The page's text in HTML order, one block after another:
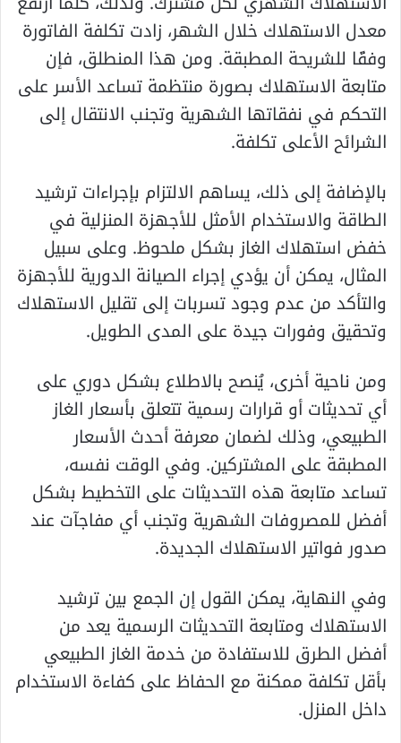
معدل الاستهلاك خلال الشهر، زادت تكلفة الفاتورة
وفقًا للشريحة المطبقة. ومن هذا المنطلق، فإن
متابعة الاستهلاك بصورة منتظمة تساعد الأسر على
التحكم في نفقاتها الشهرية وتجنب الانتقال إلى
الشرائح الأعلى تكلفة.
بالإضافة إلى ذلك، يساهم الالتزام بإجراءات ترشيد
الطاقة والاستخدام الأمثل للأجهزة المنزلية في
خفض استهلاك الغاز بشكل ملحوظ. وعلى سبيل
المثال، يمكن أن يؤدي إجراء الصيانة الدورية للأجهزة
والتأكد من عدم وجود تسربات إلى تقليل الاستهلاك
وتحقيق وفورات جيدة على المدى الطويل.
ومن ناحية أخرى، يُنصح بالاطلاع بشكل دوري على
أي تحديثات أو قرارات رسمية تتعلق بأسعار الغاز
الطبيعي، وذلك لضمان معرفة أحدث الأسعار
المطبقة على المشتركين. وفي الوقت نفسه،
تساعد متابعة هذه التحديثات على التخطيط بشكل
أفضل للمصروفات الشهرية وتجنب أي مفاجآت عند
صدور فواتير الاستهلاك الجديدة.
وفي النهاية، يمكن القول إن الجمع بين ترشيد
الاستهلاك ومتابعة التحديثات الرسمية يعد من
أفضل الطرق للاستفادة من خدمة الغاز الطبيعي
بأقل تكلفة ممكنة مع الحفاظ على كفاءة الاستخدام
داخل المنزل.